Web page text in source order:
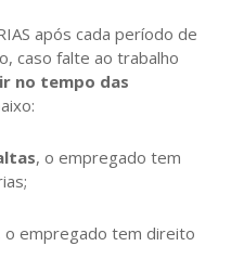
após cada período de
caso falte ao trabalho
no tempo das
, o empregado tem
o empregado tem direito